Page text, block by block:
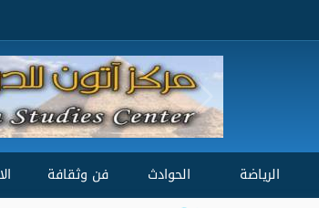
الرياضة الحوادث فن وثقافة